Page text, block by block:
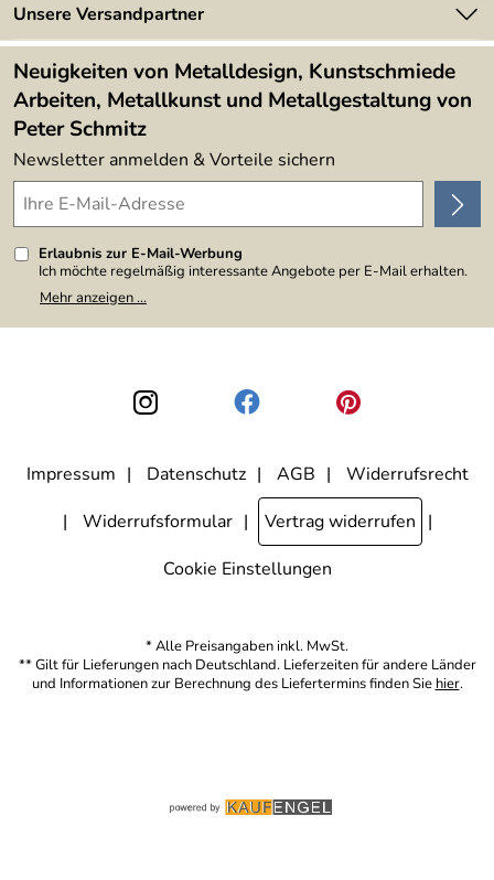
Newsletter
Lieferbedingungen
Kundenbewertungen (394)
4,9/5
Unsere Versandpartner
Neuigkeiten von Metalldesign, Kunstschmiede
Arbeiten, Metallkunst und Metallgestaltung von
Peter Schmitz
Newsletter anmelden & Vorteile sichern
Erlaubnis zur E-Mail-Werbung
Ich möchte regelmäßig interessante Angebote per E-Mail erhalten.
Meine E-Mail-Adresse wird nicht an andere Unternehmen
weitergegeben. Zu statistischen Zwecken wird in anonymer Form
den Link "Abmelden" am Ende des Newsletters anklicke. Die
Datenschutzerklärung
habe ich zur Kenntnis genommen.
Mehr anzeigen ...
Impressum Datenschutz AGB
Widerrufsrecht
Widerrufsformular
Vertrag widerrufen
Cookie Einstellungen
* Alle Preisangaben inkl. MwSt.
** Gilt für Lieferungen nach Deutschland. Lieferzeiten für andere Länder
und Informationen zur Berechnung des Liefertermins finden Sie hier.